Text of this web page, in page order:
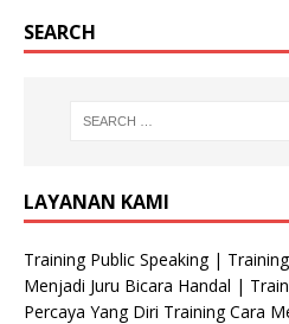
s
i
N
m
a
SEARCH
LAYANAN KAMI
Training Public Speaking |
Menjadi Juru Bicara Handal |
Percaya Yang Diri Training Cara